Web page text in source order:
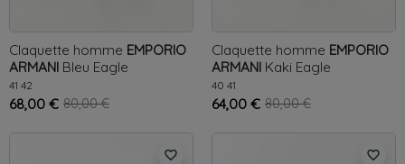
Claquette homme EMPORIO
ARMANI Bleu Eagle
41 42
68,00 € 80,00 €
Claquette homme EMPORIO
ARMANI Kaki Eagle
40 41
64,00 € 80,00 €
favorite_border favorite_border